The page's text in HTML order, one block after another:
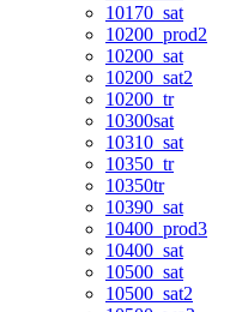
10170_sat
10200_prod2
10200_sat
10200_sat2
10200_tr
10300sat
10310_sat
10350_tr
10350tr
10390_sat
10400_prod3
10400_sat
10500_sat
10500_sat2